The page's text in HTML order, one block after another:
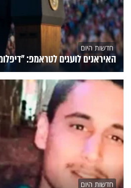
חדשות היום
האיראנים לועגים לטראמפ:
חדשות היום